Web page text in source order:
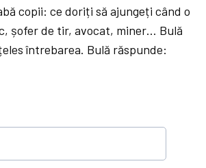
copii: ce doriți să ajungeți când o
șofer de tir, avocat, miner… Bulă
întrebarea. Bulă răspunde: